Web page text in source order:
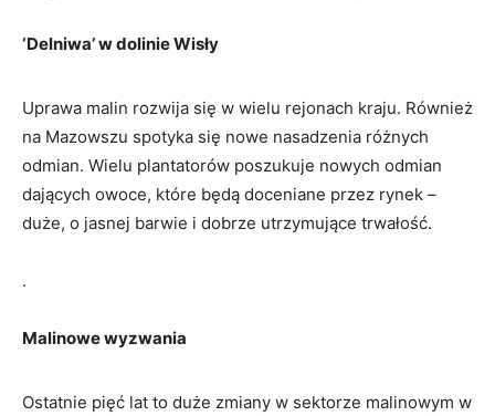
‘Delniwa’ w dolinie Wisły
Uprawa malin rozwija się w wielu rejonach kraju. Również
na Mazowszu spotyka się nowe nasadzenia różnych
odmian. Wielu plantatorów poszukuje nowych odmian
dających owoce, które będą doceniane przez rynek –
duże, o jasnej barwie i dobrze utrzymujące trwałość.
.
Malinowe wyzwania
Ostatnie pięć lat to duże zmiany w sektorze malinowym w